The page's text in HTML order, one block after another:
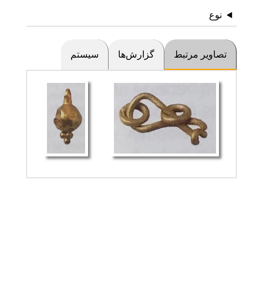
نوع
تصاویر مرتبط گزارش‌ها سیستم